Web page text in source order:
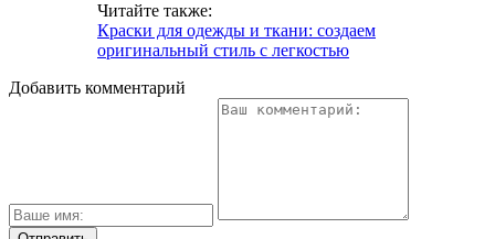
Читайте также:
Краски для одежды и ткани: создаем
оригинальный стиль с легкостью
Добавить комментарий